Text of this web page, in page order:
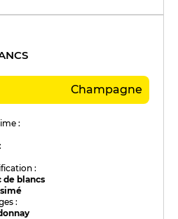
Champagne
:
:
de blancs
: